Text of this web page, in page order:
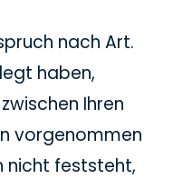
nach Art.
haben,
Ihren
vorgenommen
nicht feststeht,